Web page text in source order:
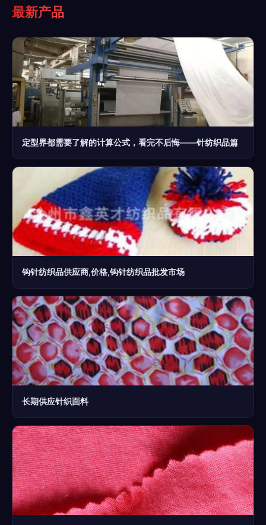
最新产品
定型界都需要了解的计算公式，看完不后悔——针纺织品篇
钩针纺织品供应商,价格,钩针纺织品批发市场
长期供应针织面料